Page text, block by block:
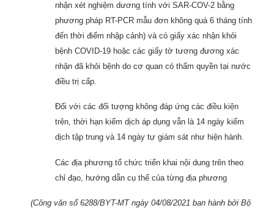
nhận xét nghiệm dương tính với SAR-COV-2 bằng
phương pháp RT-PCR mẫu đơn không quá 6 tháng tính
đến thời điểm nhập cảnh) và có giấy xác nhận khỏi
bệnh COVID-19 hoặc các giấy tờ tương đương xác
nhận đã khỏi bệnh do cơ quan có thẩm quyền tại nước
điều trị cấp.
Đối với các đối tượng không đáp ứng các điều kiện
trên, thời hạn kiểm dịch áp dụng vẫn là 14 ngày kiểm
dịch tập trung và 14 ngày tự giám sát như hiện hành.
Các địa phương tổ chức triển khai nội dung trên theo
chỉ đạo, hướng dẫn cụ thể của từng địa phương
(Công văn số 6288/BYT-MT ngày 04/08/2021 ban hành bởi Bộ